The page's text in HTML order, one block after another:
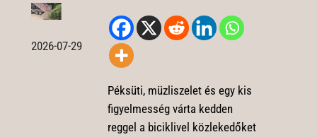
2026-07-29
Péksüti, müzliszelet és egy kis
figyelmesség várta kedden
reggel a biciklivel közlekedőket